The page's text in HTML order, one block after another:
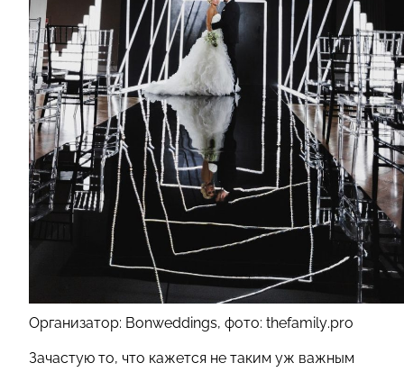
Организатор: Bonweddings, фото: thefamily.pro
Зачастую то, что кажется не таким уж важным